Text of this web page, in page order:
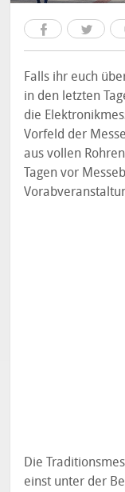
Falls ihr euch
in den letzten
die
Vorfeld der
aus vollen
Tagen vor
Die
einst unter der